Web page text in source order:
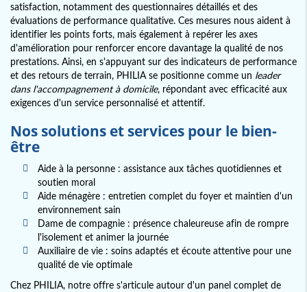
satisfaction, notamment des questionnaires détaillés et des
évaluations de performance qualitative. Ces mesures nous aident à
identifier les points forts, mais également à repérer les axes
d'amélioration pour renforcer encore davantage la qualité de nos
prestations. Ainsi, en s'appuyant sur des indicateurs de performance
et des retours de terrain, PHILIA se positionne comme un leader
dans l'accompagnement à domicile, répondant avec efficacité aux
exigences d'un service personnalisé et attentif.
Nos solutions et services pour le bien-
être
Aide à la personne : assistance aux tâches quotidiennes et
soutien moral
Aide ménagère : entretien complet du foyer et maintien d'un
environnement sain
Dame de compagnie : présence chaleureuse afin de rompre
l'isolement et animer la journée
Auxiliaire de vie : soins adaptés et écoute attentive pour une
qualité de vie optimale
Chez PHILIA, notre offre s'articule autour d'un panel complet de